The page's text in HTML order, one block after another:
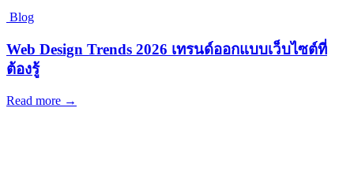
Blog
Web Design Trends 2026 เทรนด์ออกแบบเว็บไซต์ที่
ต้องรู้
Read more →